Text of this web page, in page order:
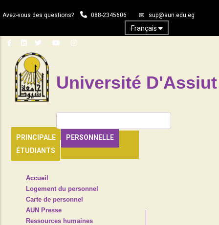
au
principal
Avez-vous des questions? 088-2345606 sup@aun.edu.eg
Français
Université D'Assiut
PRINCIPALE
PERSONNELLE
ÉTUDIANTS
HEADER
NAVIGATION
Accueil
Logement du personnel
Carte de personnel
AUN Presse
Ressources humaines